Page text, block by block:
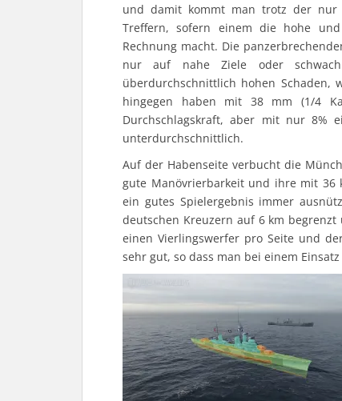
und damit kommt man trotz der nur
Treffern, sofern einem die hohe
Rechnung macht. Die
nur auf nahe Ziele oder
überdurchschnittlich hohen Schaden,
hingegen haben mit 38 mm (1/4
Durchschlagskraft, aber mit nur 8%
unterdurchschnittlich.
Auf der Habenseite verbucht die
gute Manövrierbarkeit und ihre mit 36
ein gutes Spielergebnis immer
deutschen Kreuzern auf 6 km
einen Vierlingswerfer pro Seite und
sehr gut, so dass man bei einem